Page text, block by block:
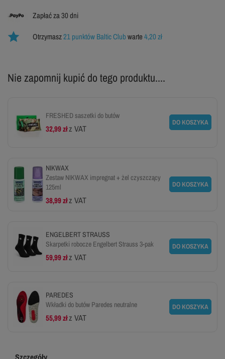
46
ZOBACZ TABELĘ ROZMIARÓW
Zapłać za 30 dni
Otrzymasz21 punktów Baltic Clubwarte4,20 zł
Nie zapomnij kupić do tego produktu....
FRESHED saszetki do butów
32,99 złz VAT
DO KOSZYKA
NIKWAX
Zestaw NIKWAX impregnat + żel czyszczący
125ml
38,99 złz VAT
DO KOSZYKA
ENGELBERT STRAUSS
Skarpetki robocze Engelbert Strauss 3-pak
59,99 złz VAT
DO KOSZYKA
PAREDES
Wkładki do butów Paredes neutralne
55,99 złz VAT
DO KOSZYKA
Szczegóły